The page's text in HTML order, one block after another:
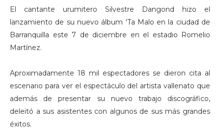
El cantante urumitero Silvestre Dangond hizo el
lanzamiento de su nuevo álbum 'Ta Malo en la ciudad de
Barranquilla este 7 de diciembre en el estadio Romelio
Martínez.
Aproximadamente 18 mil espectadores se dieron cita al
escenario para ver el espectáculo del artista vallenato que
además de presentar su nuevo trabajo discográfico,
deleitó a sus asistentes con algunos de sus más grandes
éxitos.